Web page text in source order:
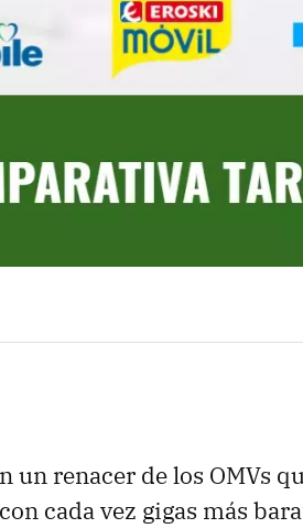
un renacer de los OMVs
cada vez gigas más